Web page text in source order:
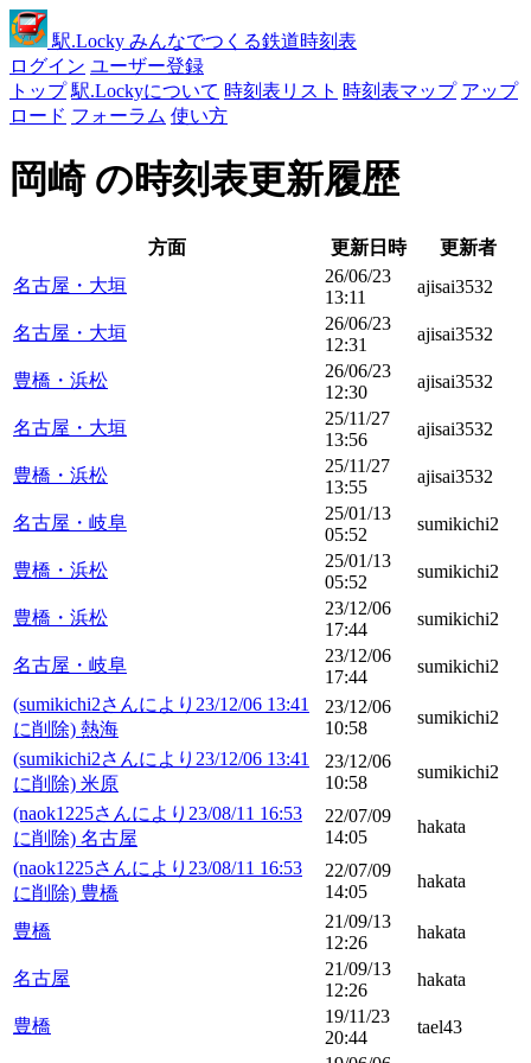
駅.Locky みんなでつくる鉄道時刻表
ログイン ユーザー登録
トップ 駅.Lockyについて 時刻表リスト 時刻表マップ アップ
ロード フォーラム 使い方
岡崎 の時刻表更新履歴
方面 更新日時
更新者
名古屋・大垣
26/06/23
13:11
ajisai3532
名古屋・大垣
26/06/23
12:31
ajisai3532
豊橋・浜松
26/06/23
12:30
ajisai3532
名古屋・大垣
25/11/27
13:56
ajisai3532
豊橋・浜松
25/11/27
13:55
ajisai3532
名古屋・岐阜
25/01/13
05:52
sumikichi2
豊橋・浜松
25/01/13
05:52
sumikichi2
豊橋・浜松
23/12/06
17:44
sumikichi2
名古屋・岐阜
23/12/06
17:44
sumikichi2
(sumikichi2さんにより23/12/06 13:41
に削除) 熱海
23/12/06
10:58
sumikichi2
(sumikichi2さんにより23/12/06 13:41
に削除) 米原
23/12/06
10:58
sumikichi2
(naok1225さんにより23/08/11 16:53
に削除) 名古屋
22/07/09
14:05
hakata
(naok1225さんにより23/08/11 16:53
に削除) 豊橋
22/07/09
14:05
hakata
豊橋
21/09/13
12:26
hakata
名古屋
21/09/13
12:26
hakata
豊橋
19/11/23
20:44
tael43